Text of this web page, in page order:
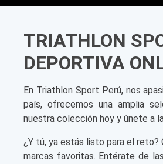
TRIATHLON
DEPORTIVA
En Triathlon Sport Perú, nos
país, ofrecemos una amplia
nuestra colección hoy y únete a
¿Y tú, ya estás listo para el
marcas favoritas. Entérate de